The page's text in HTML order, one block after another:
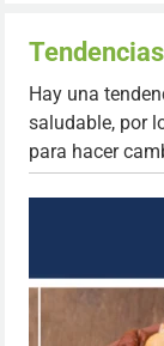
Hay una
saludable, por
para hacer